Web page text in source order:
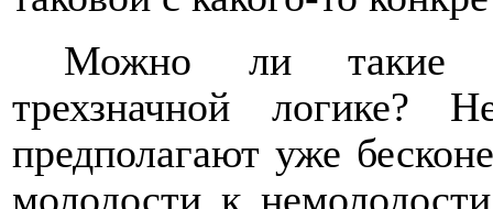
Можно ли такие
трехзначной логике?
предполагают уже
молодости к